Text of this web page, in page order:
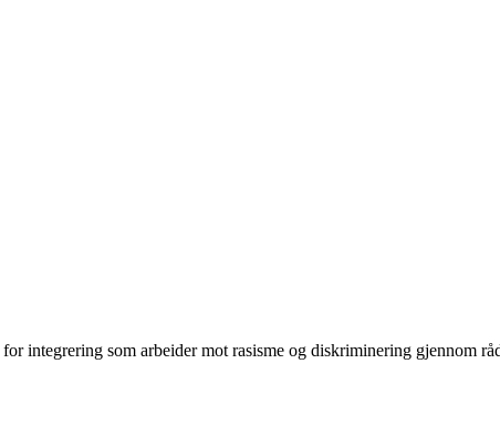
for integrering som arbeider mot rasisme og diskriminering gjennom